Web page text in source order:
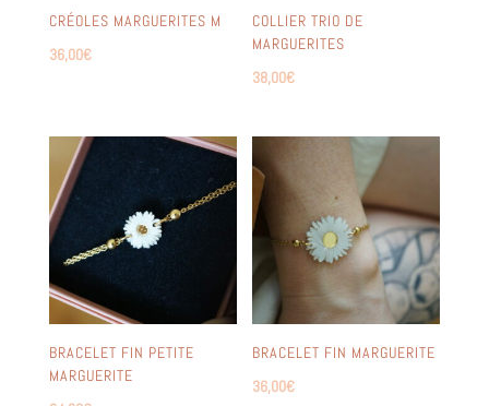
CRÉOLES MARGUERITES M
36,00€
COLLIER TRIO DE
MARGUERITES
38,00€
BRACELET FIN PETITE
MARGUERITE
BRACELET FIN MARGUERITE
36,00€